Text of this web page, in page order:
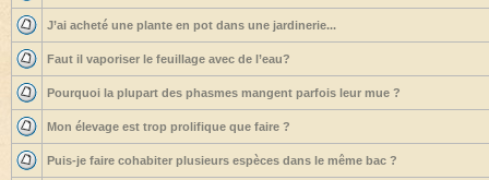
J’ai acheté une plante en pot dans une jardinerie...
Faut il vaporiser le feuillage avec de l’eau?
Pourquoi la plupart des phasmes mangent parfois leur mue ?
Mon élevage est trop prolifique que faire ?
Puis-je faire cohabiter plusieurs espèces dans le même bac ?